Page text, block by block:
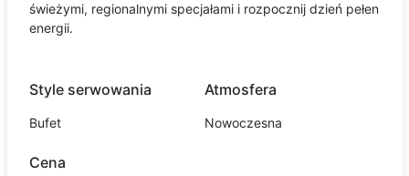
świeżymi, regionalnymi specjałami i rozpocznij dzień pełen
energii.
Style serwowania
Bufet
Atmosfera
Nowoczesna
Cena